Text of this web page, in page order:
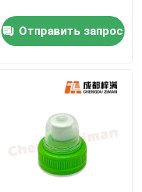
Отправить запрос